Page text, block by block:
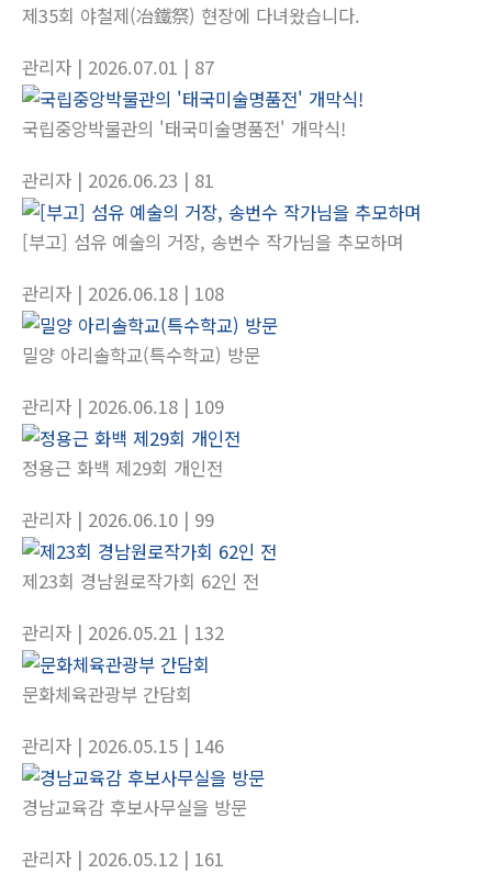
제35회 야철제(冶鐵祭) 현장에 다녀왔습니다.
관리자 | 2026.07.01 | 87
국립중앙박물관의 '태국미술명품전' 개막식!
관리자 | 2026.06.23 | 81
[부고] 섬유 예술의 거장, 송번수 작가님을 추모하며
관리자 | 2026.06.18 | 108
밀양 아리솔학교(특수학교) 방문
관리자 | 2026.06.18 | 109
정용근 화백 제29회 개인전
관리자 | 2026.06.10 | 99
제23회 경남원로작가회 62인 전
관리자 | 2026.05.21 | 132
문화체육관광부 간담회
관리자 | 2026.05.15 | 146
경남교육감 후보사무실을 방문
관리자 | 2026.05.12 | 161